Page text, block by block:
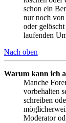
schon ein
nur noch von
oder
laufenden
Nach oben
Warum kann ich
Manche
vorbehalten
schreiben
Moderator